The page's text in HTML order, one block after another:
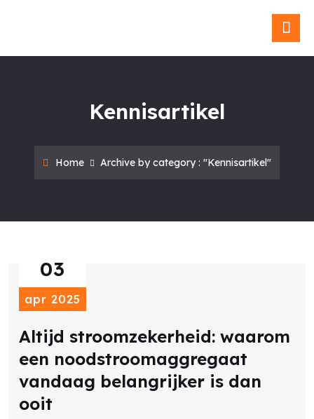
Kennisartikel
Home Archive by category : "Kennisartikel"
03
apr 2025
Altijd stroomzekerheid: waarom
een noodstroomaggregaat
vandaag belangrijker is dan
ooit